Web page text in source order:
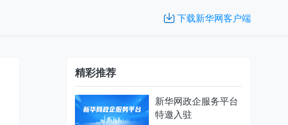
下载新华网客户端
精彩推荐
新华网政企服务平台
特邀入驻